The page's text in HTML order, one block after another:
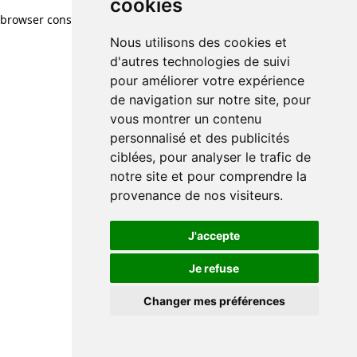
cookies
Nous utilisons des cookies et
d'autres technologies de suivi
pour améliorer votre expérience
de navigation sur notre site, pour
vous montrer un contenu
personnalisé et des publicités
ciblées, pour analyser le trafic de
notre site et pour comprendre la
provenance de nos visiteurs.
J'accepte
Je refuse
Changer mes préférences
browser console for more information)